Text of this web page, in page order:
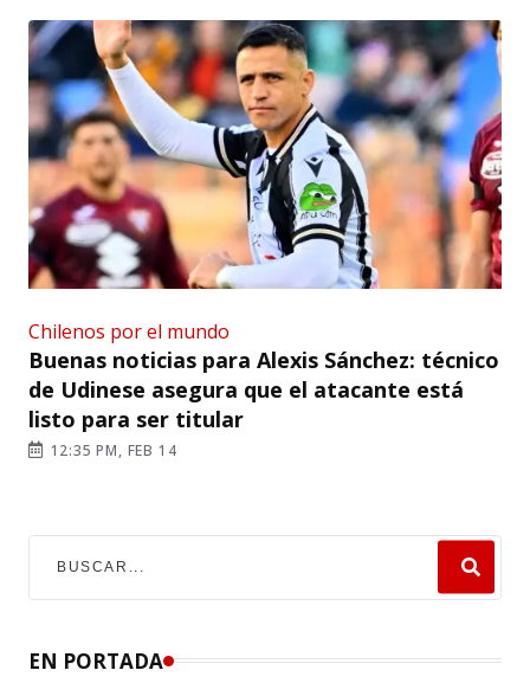
Chilenos por el mundo
Buenas noticias para Alexis Sánchez: técnico
de Udinese asegura que el atacante está
listo para ser titular
12:35 PM, FEB 14
EN PORTADA